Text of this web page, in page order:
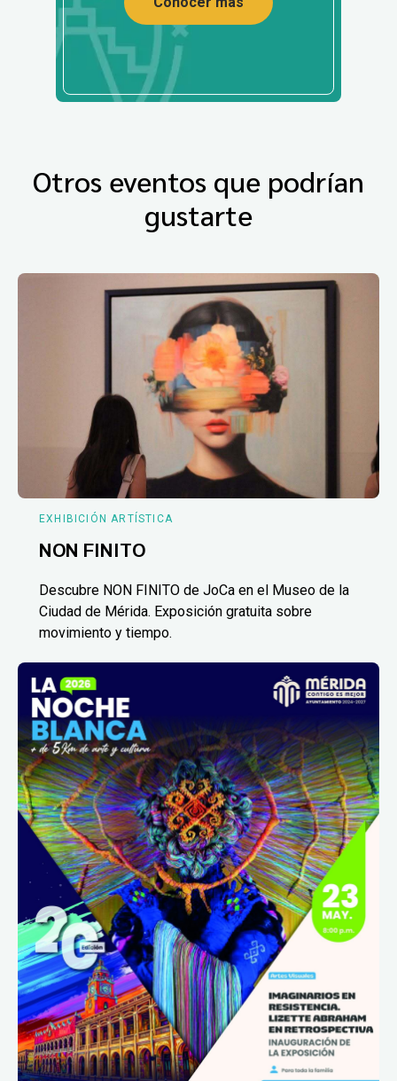
Otros eventos que podrían
gustarte
EXHIBICIÓN ARTÍSTICA
NON FINITO
Descubre NON FINITO de JoCa en el Museo de la
Ciudad de Mérida. Exposición gratuita sobre
movimiento y tiempo.